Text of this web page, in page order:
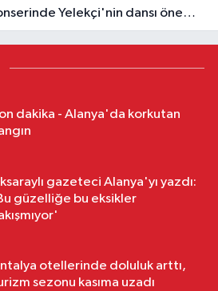
Yelekçi'nin dansı öne
dakika - Alanya'da korkutan
gazeteci Alanya'yı yazdı:
güzelliğe bu eksikler
otellerinde doluluk arttı,
sezonu kasıma uzadı